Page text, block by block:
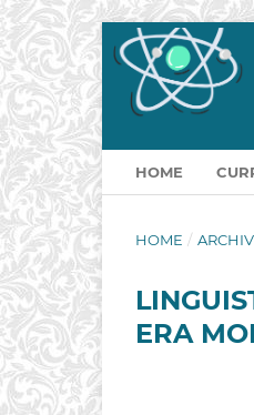
HOME
HOME /
ERA